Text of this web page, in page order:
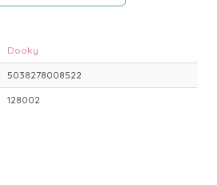
Dooky
5038278008522
128002